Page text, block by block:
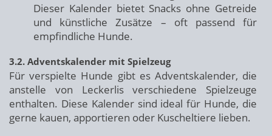
Dieser Kalender bietet Snacks ohne Getreide
und künstliche Zusätze – oft passend für
empfindliche Hunde.
3.2. Adventskalender mit Spielzeug
Für verspielte Hunde gibt es Adventskalender, die
anstelle von Leckerlis verschiedene Spielzeuge
enthalten. Diese Kalender sind ideal für Hunde, die
gerne kauen, apportieren oder Kuscheltiere lieben.